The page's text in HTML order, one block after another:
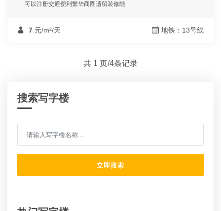
可以注册交通便利繁华商圈遗留装修随
7 元/m²/天 地铁：13号线
共 1 页/4条记录
搜索写字楼
立即搜索